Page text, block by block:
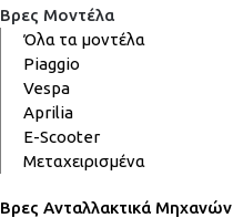
Βρες Μοντέλα
Όλα τα μοντέλα
Piaggio
Vespa
Aprilia
E-Scooter
Μεταχειρισμένα
Βρες Ανταλλακτικά Μηχανών